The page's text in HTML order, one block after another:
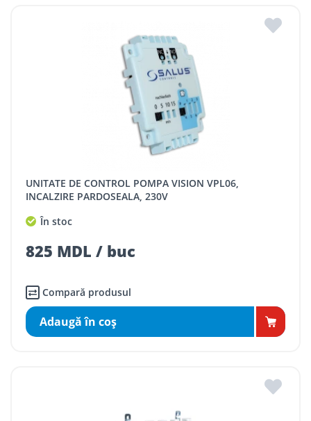
UNITATE DE CONTROL POMPA VISION VPL06,
INCALZIRE PARDOSEALA, 230V
În stoc
825 MDL / buc
Compară produsul
Adaugă în coş